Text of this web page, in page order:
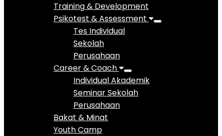
Training & Development
Psikotest & Assessment
Tes Individual
Sekolah
Perusahaan
Career & Coach
Individual Akademik
Seminar Sekolah
Perusahaan
Bakat & Minat
Youth Camp